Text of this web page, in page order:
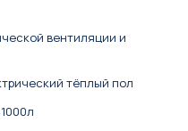
вентиляции и
тёплый пол